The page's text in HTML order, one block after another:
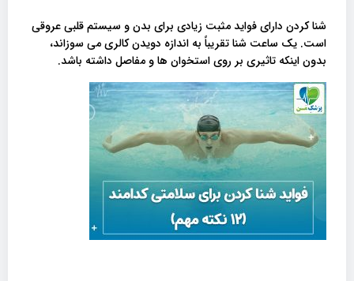
شنا کردن دارای فواید مثبت زیادی برای بدن و سیستم قلبی عروقی
است. یک ساعت شنا تقریباً به اندازه دویدن کالری می سوزاند،
بدون اینکه تاثیری بر روی استخوان ها و مفاصل داشته باشد.